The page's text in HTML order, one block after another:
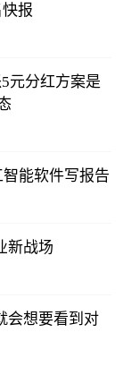
报
元分红方案是
智能软件写报告
新战场
会想要看到对